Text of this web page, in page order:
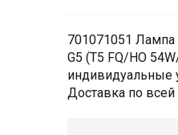
701071051 Лампа
G5 (T5 FQ/HO
индивидуальные
Доставка по всей